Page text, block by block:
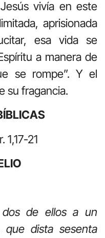
vivía en este
aprisionada
esa vida se
a manera de
se rompe”. Y el
su fragancia.
1,17-21
de ellos a un
que dista sesenta